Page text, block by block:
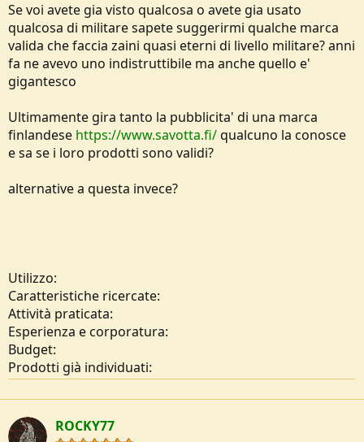
Se voi avete gia visto qualcosa o avete gia usato
qualcosa di militare sapete suggerirmi qualche marca
valida che faccia zaini quasi eterni di livello militare? anni
fa ne avevo uno indistruttibile ma anche quello e'
gigantesco
Ultimamente gira tanto la pubblicita' di una marca
finlandese https://www.savotta.fi/qualcuno la conosce
e sa se i loro prodotti sono validi?
alternative a questa invece?
Utilizzo:
Caratteristiche ricercate:
Attività praticata:
Esperienza e corporatura:
Budget:
Prodotti già individuati:
ROCKY77